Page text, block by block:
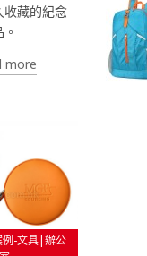
藏的紀念
more
例-文具|辦公